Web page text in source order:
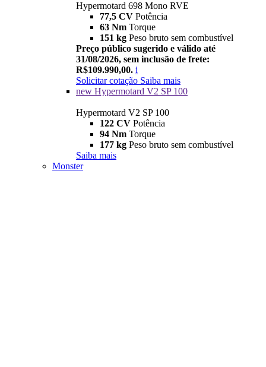
Hypermotard 698 Mono RVE
77,5 CV Potência
63 Nm Torque
151 kg Peso bruto sem combustível
Preço público sugerido e válido até
31/08/2026, sem inclusão de frete:
R$109.990,00. i
Solicitar cotação Saiba mais
new Hypermotard V2 SP 100
Hypermotard V2 SP 100
122 CV Potência
94 Nm Torque
177 kg Peso bruto sem combustível
Saiba mais
Monster